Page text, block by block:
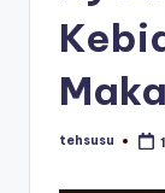
Posted
tehsusu